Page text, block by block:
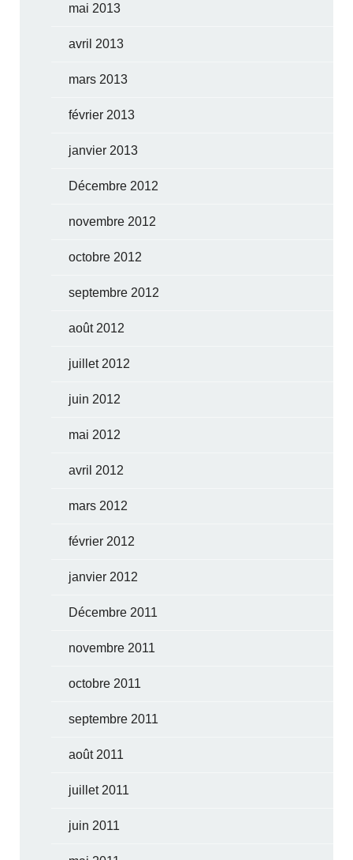
mai 2013
avril 2013
mars 2013
février 2013
janvier 2013
Décembre 2012
novembre 2012
octobre 2012
septembre 2012
août 2012
juillet 2012
juin 2012
mai 2012
avril 2012
mars 2012
février 2012
janvier 2012
Décembre 2011
novembre 2011
octobre 2011
septembre 2011
août 2011
juillet 2011
juin 2011